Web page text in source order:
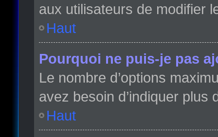
aux utilisateurs de modifier
Haut
Pourquoi ne puis-je pas
Le nombre d’options
avez besoin d’indiquer plus
Haut